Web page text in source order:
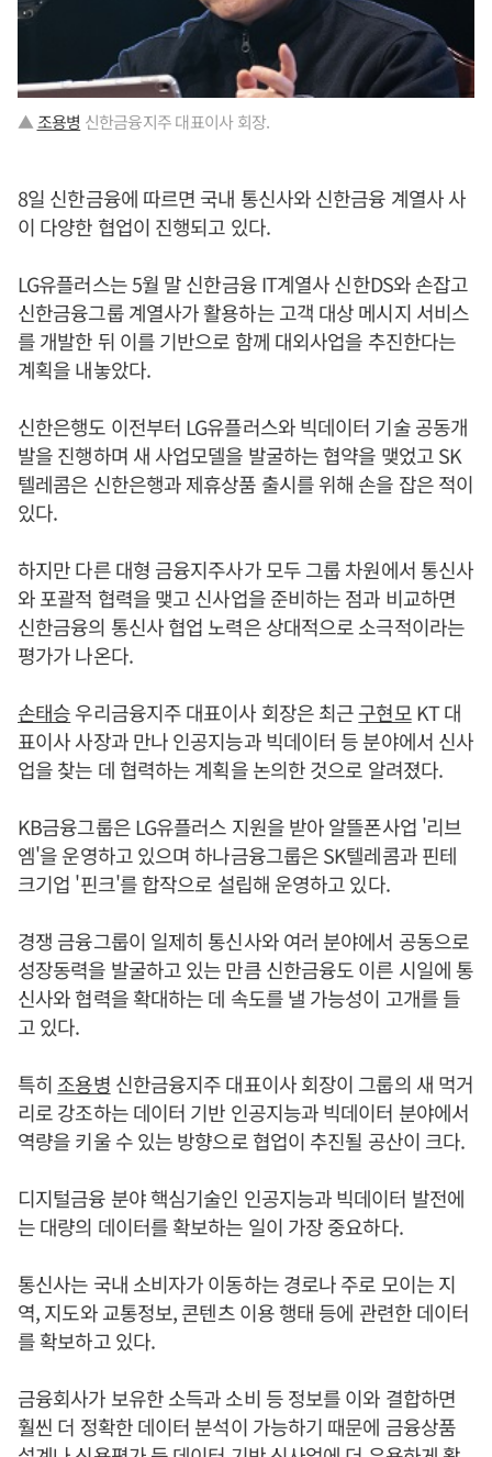
▲조용병 신한금융지주 대표이사 회장.
8일 신한금융에 따르면 국내 통신사와 신한금융 계열사 사
이 다양한 협업이 진행되고 있다.
LG유플러스는 5월 말 신한금융 IT계열사 신한DS와 손잡고
신한금융그룹 계열사가 활용하는 고객 대상 메시지 서비스
를 개발한 뒤 이를 기반으로 함께 대외사업을 추진한다는
계획을 내놓았다.
신한은행도 이전부터 LG유플러스와 빅데이터 기술 공동개
발을 진행하며 새 사업모델을 발굴하는 협약을 맺었고 SK
텔레콤은 신한은행과 제휴상품 출시를 위해 손을 잡은 적이
있다.
하지만 다른 대형 금융지주사가 모두 그룹 차원에서 통신사
와 포괄적 협력을 맺고 신사업을 준비하는 점과 비교하면
신한금융의 통신사 협업 노력은 상대적으로 소극적이라는
평가가 나온다.
손태승우리금융지주 대표이사 회장은 최근구현모KT 대
표이사 사장과 만나 인공지능과 빅데이터 등 분야에서 신사
업을 찾는 데 협력하는 계획을 논의한 것으로 알려졌다.
KB금융그룹은 LG유플러스 지원을 받아 알뜰폰사업 '리브
엠'을 운영하고 있으며 하나금융그룹은 SK텔레콤과 핀테
크기업 '핀크'를 합작으로 설립해 운영하고 있다.
경쟁 금융그룹이 일제히 통신사와 여러 분야에서 공동으로
성장동력을 발굴하고 있는 만큼 신한금융도 이른 시일에 통
신사와 협력을 확대하는 데 속도를 낼 가능성이 고개를 들
고 있다.
특히 조용병 신한금융지주 대표이사 회장이 그룹의 새 먹거
리로 강조하는 데이터 기반 인공지능과 빅데이터 분야에서
역량을 키울 수 있는 방향으로 협업이 추진될 공산이 크다.
디지털금융 분야 핵심기술인 인공지능과 빅데이터 발전에
는 대량의 데이터를 확보하는 일이 가장 중요하다.
통신사는 국내 소비자가 이동하는 경로나 주로 모이는 지
역, 지도와 교통정보, 콘텐츠 이용 행태 등에 관련한 데이터
를 확보하고 있다.
금융회사가 보유한 소득과 소비 등 정보를 이와 결합하면
훨씬 더 정확한 데이터 분석이 가능하기 때문에 금융상품